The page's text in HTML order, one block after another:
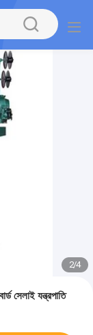
2/4
সেলাই যন্ত্রপাতি